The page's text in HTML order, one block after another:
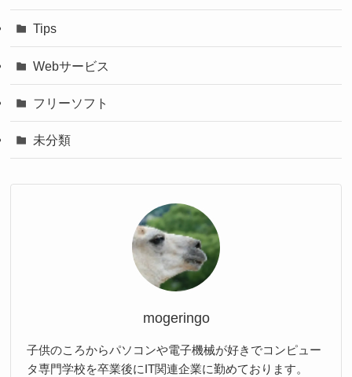
Tips
Webサービス
フリーソフト
未分類
mogeringo
子供のころからパソコンや電子機械が好きでコンピュー
タ専門学校を卒業後にIT関連企業に勤めております。